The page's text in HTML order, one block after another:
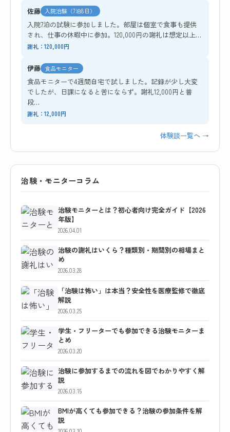
佐藤 入院治験（7泊8日）
入院7泊の試験に参加しました。部屋は個室で食事も提供
され、仕事の休暇中に参加。120,000円の謝礼は想定以上…
謝礼：120,000円
伊藤 食品モニター
食品モニターで4週間自宅で試しました。記録が少し大変
でしたが、日課になると苦にならず。謝礼12,000円と普
段…
謝礼：12,000円
体験談一覧へ →
治験・モニターコラム
治験モニターとは？初心者向け完全ガイド【2026
年版】
2026.04.01
治験の謝礼はいくら？種類別・期間別の相場まと
め
2026.03.28
「治験は怖い」は本当？安全性を医療監修で徹底
解説
2026.03.25
学生・フリーターでも参加できる治験モニターま
とめ
2026.03.20
治験に参加するまでの流れを図でわかりやすく解
説
2026.03.15
BMIが高くても参加できる？治験の参加条件を解
説